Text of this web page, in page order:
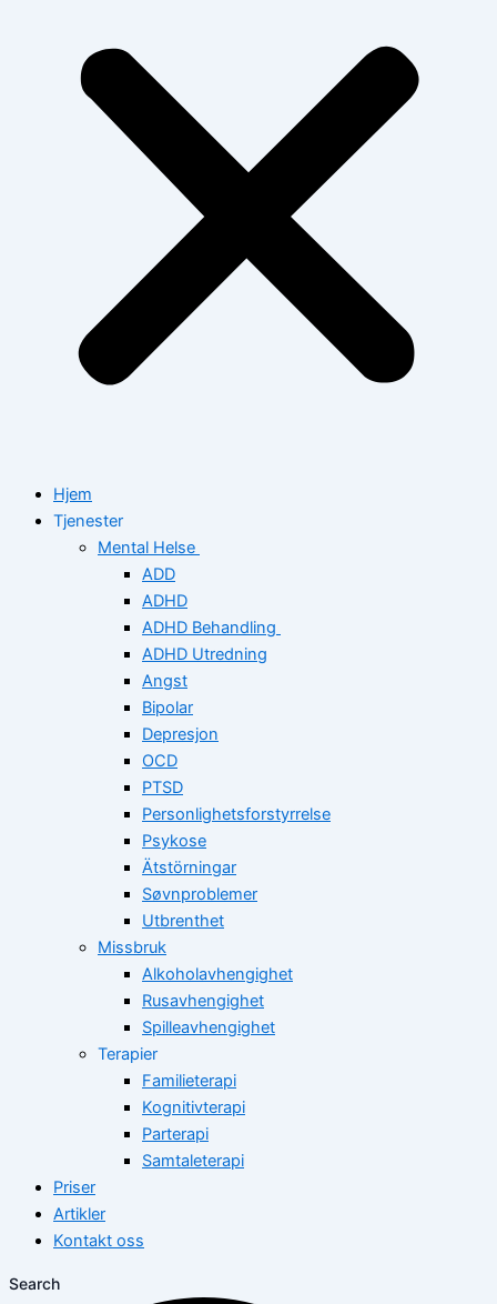
Hjem
Tjenester
Mental Helse
ADD
ADHD
ADHD Behandling
ADHD Utredning
Angst
Bipolar
Depresjon
OCD
PTSD
Personlighetsforstyrrelse
Psykose
Ätstörningar
Søvnproblemer
Utbrenthet
Missbruk
Alkoholavhengighet
Rusavhengighet
Spilleavhengighet
Terapier
Familieterapi
Kognitivterapi
Parterapi
Samtaleterapi
Priser
Artikler
Kontakt oss
Search